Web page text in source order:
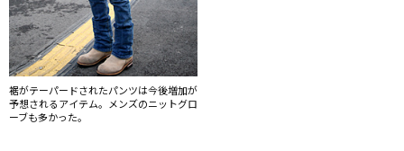
裾がテーパードされたパンツは今後増加が
予想されるアイテム。メンズのニットグロ
ーブも多かった。